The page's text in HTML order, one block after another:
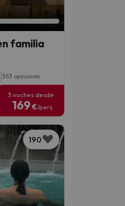
familia
363 opiniones
3 noches desde
169€/pers.
190